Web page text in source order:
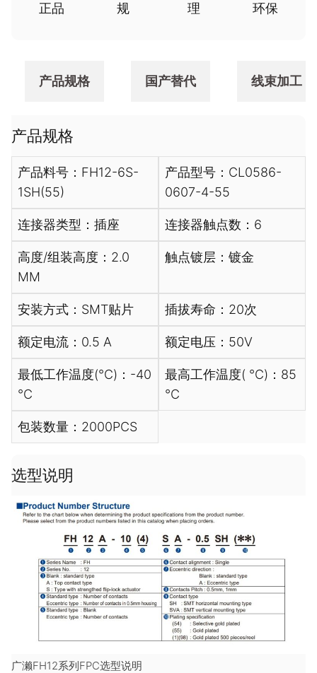
正品
规
理
环保
产品规格 国产替代 线束加工
产品规格
产品料号：FH12-6S-
1SH(55)
产品型号：CL0586-
0607-4-55
连接器类型：插座 连接器触点数：6
高度/组装高度：2.0
MM
触点镀层：镀金
安装方式：SMT贴片 插拔寿命：20次
额定电流：0.5 A 额定电压：50V
最低工作温度(℃)：-40
℃
最高工作温度( ℃)：85
℃
包装数量：2000PCS
选型说明
广濑FH12系列FPC选型说明